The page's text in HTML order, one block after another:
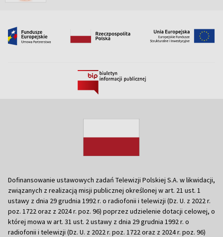
Dofinansowanie ustawowych zadań Telewizji Polskiej S.A. w likwidacji,
związanych z realizacją misji publicznej określonej w art. 21 ust. 1
ustawy z dnia 29 grudnia 1992 r. o radiofonii i telewizji (Dz. U. z 2022 r.
poz. 1722 oraz z 2024 r. poz. 96) poprzez udzielenie dotacji celowej, o
której mowa w art. 31 ust. 2 ustawy z dnia 29 grudnia 1992 r. o
radiofonii i telewizji (Dz. U. z 2022 r. poz. 1722 oraz z 2024 r. poz. 96)